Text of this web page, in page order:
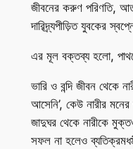
জীবনের করুণ পরিণতি,
দারিদ্র্যপীড়িত যুবকের
এর মূল বক্তব্য হলো,
ভারি ও বন্দি জীবন থেকে
আসেনি’, কেউ নারীর
জাদুঘর থেকে নারীকে
সফল না হলেও